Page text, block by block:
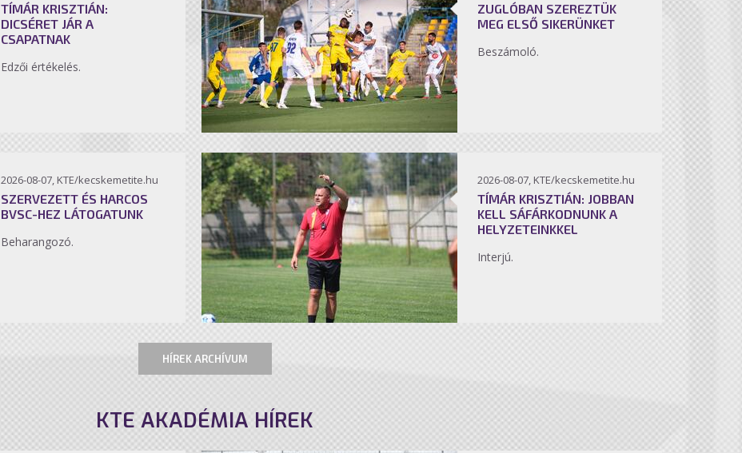
TÍMÁR KRISZTIÁN:
DICSÉRET JÁR A
CSAPATNAK
Edzői értékelés.
ZUGLÓBAN SZEREZTÜK
MEG ELSŐ SIKERÜNKET
Beszámoló.
2026-08-07, KTE/kecskemetite.hu
SZERVEZETT ÉS HARCOS
BVSC-HEZ LÁTOGATUNK
Beharangozó.
2026-08-07, KTE/kecskemetite.hu
TÍMÁR KRISZTIÁN: JOBBAN
KELL SÁFÁRKODNUNK A
HELYZETEINKKEL
Interjú.
HÍREK ARCHÍVUM
KTE AKADÉMIA HÍREK